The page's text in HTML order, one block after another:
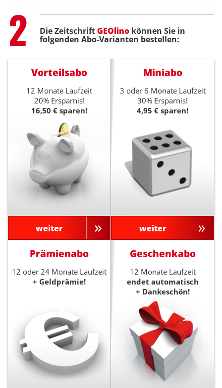
Step
2 Die ZeitschriftGEOlino können Sie in
folgenden Abo-Varianten bestellen:
Vorteilsabo
12 Monate Laufzeit
20% Ersparnis!
16,50 € sparen!
weiter
Miniabo
3 oder 6 Monate Laufzeit
30% Ersparnis!
4,95 € sparen!
weiter
Prämienabo
12 oder 24 Monate Laufzeit
+ Geldprämie!
Geschenkabo
12 Monate Laufzeit
endet automatisch
+ Dankeschön!